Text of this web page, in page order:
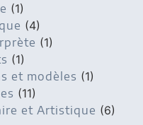
(1)
(4)
(1)
(1)
et modèles (1)
(11)
et Artistique (6)